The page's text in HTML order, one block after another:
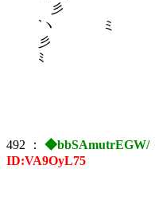
彡 `
`ヽ ミ
ﾐ
492 ： ◆bbSAmutrEGW/
ID:VA9OyL75